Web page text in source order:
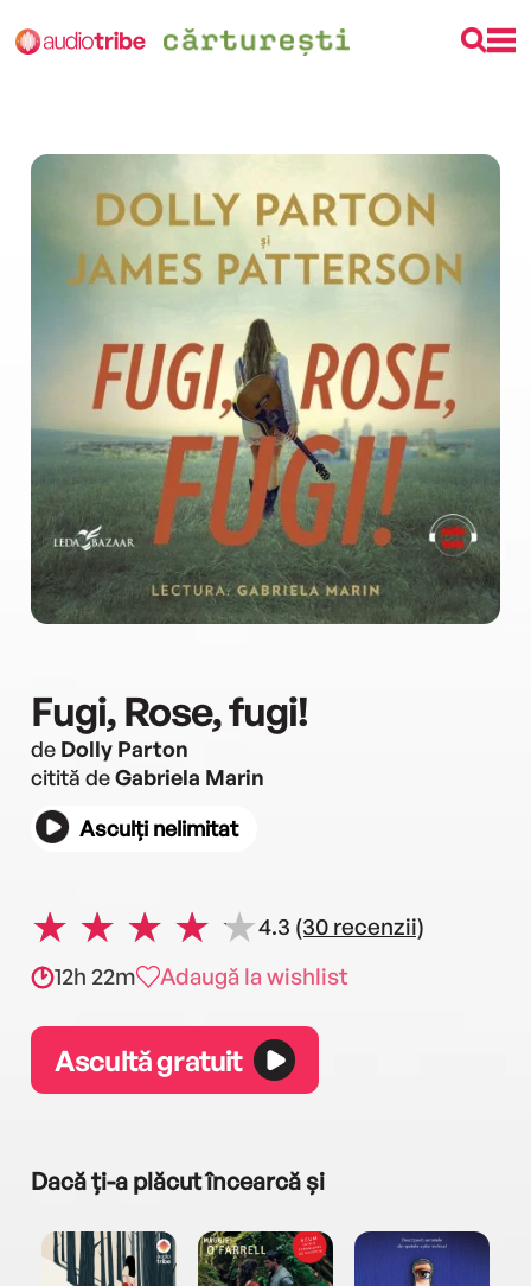
Fugi, Rose, fugi!
de Dolly Parton
citită deGabriela Marin
Asculți nelimitat
4.3 (30 recenzii)
12h 22m
Adaugă la wishlist
Ascultă gratuit
Dacă ți-a plăcut încearcă și